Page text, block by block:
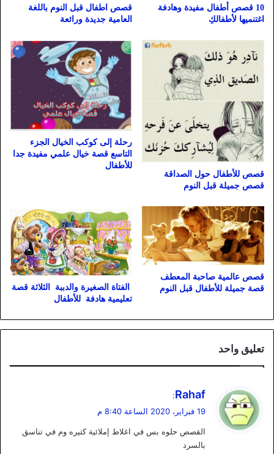
10 قصص أطفال مفيدة وهادفة
اغتنميها لأطفالكِ
قصص اطفال قبل النوم باللغة
العامية جديدة ورائعة
قصص للأطفال حول الصداقة
قصص جميلة قبل النوم
رحلة إلى كوكب الخيال الجزء
التاسع قصة خيال علمي مفيدة جدا
للأطفال
قصص عالمية صاحبة المعطف
قصة جميلة للأطفال قبل النوم
الفتاة الصغيرة والدببة الثلاثة قصة
تعليمية هادفة للأطفال
تعليق واحد
ي
ل
Rahaf
:
19 فبراير، 2020 الساعة 8:40 م
القصص حلوه بس في اغلاط إملائية كتيره وم في تناسق
بالسرد